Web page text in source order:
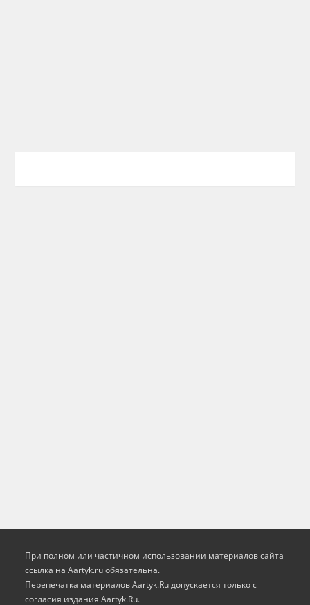
При полном или частичном использовании материалов сайта
ссылка на Aartyk.ru oбязательна.
Перепечатка материалов Aartyk.Ru допускается только с
согласия издания Aartyk.Ru.